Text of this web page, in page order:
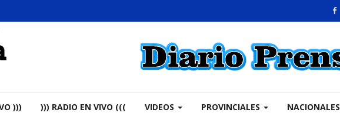
))) ))) RADIO EN VIVO ((( VIDEOS PROVINCIALES NACIONALES